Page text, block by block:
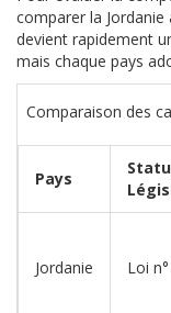
comparer la
devient rapidement
mais chaque pays
Comparaison des
Pays
Jordanie Loi